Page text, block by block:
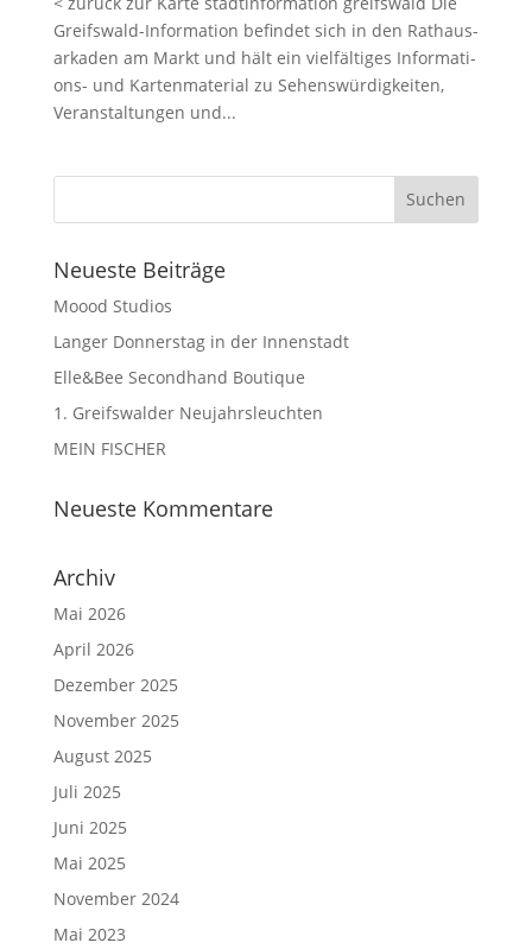
Greifs­wald-Infor­ma­ti­on befin­det sich in den Rat­haus­
ar­ka­den am Markt und hält ein viel­fäl­ti­ges Infor­ma­ti­
ons- und Kar­ten­ma­te­ri­al zu Sehens­wür­dig­kei­ten,
Ver­an­stal­tun­gen und...
Neu­es­te Beiträge
Moood Stu­di­os
Lan­ger Don­ners­tag in der Innenstadt
Elle&Bee Second­hand Boutique
1. Greifs­wal­der Neujahrsleuchten
MEIN FISCHER
Neu­es­te Kommentare
Archiv
Mai 2026
April 2026
Dezember 2025
November 2025
August 2025
Juli 2025
Juni 2025
Mai 2025
November 2024
Mai 2023